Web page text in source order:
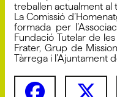
treballen actualment al
La Comissió
formada per
Fundació Tutelar de
Frater, Grup de
Tàrrega i l’Ajuntament